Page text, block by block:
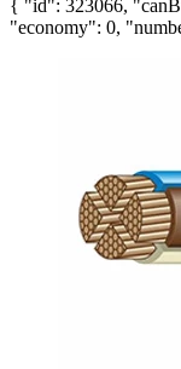
{ "id": 323066,
"economy": 0,